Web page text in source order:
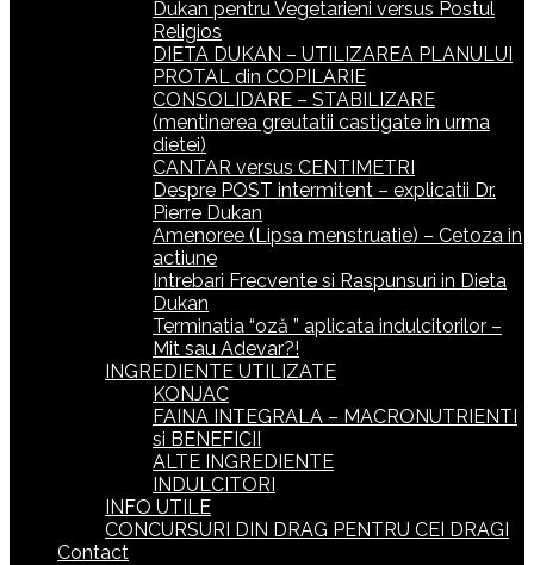
Dukan pentru Vegetarieni versus Postul
Religios
DIETA DUKAN – UTILIZAREA PLANULUI
PROTAL din COPILARIE
CONSOLIDARE – STABILIZARE
(mentinerea greutatii castigate in urma
dietei)
CANTAR versus CENTIMETRI
Despre POST intermitent – explicatii Dr.
Pierre Dukan
Amenoree (Lipsa menstruatie) – Cetoza in
actiune
Intrebari Frecvente si Raspunsuri in Dieta
Dukan
Terminatia “oză ” aplicata indulcitorilor –
Mit sau Adevar?!
INGREDIENTE UTILIZATE
KONJAC
FAINA INTEGRALA – MACRONUTRIENTI
si BENEFICII
ALTE INGREDIENTE
INDULCITORI
INFO UTILE
CONCURSURI DIN DRAG PENTRU CEI DRAGI
Contact